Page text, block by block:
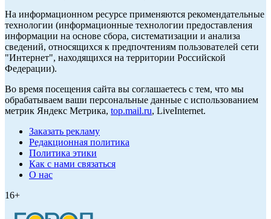
На информационном ресурсе применяются рекомендательные
технологии (информационные технологии предоставления
информации на основе сбора, систематизации и анализа
сведений, относящихся к предпочтениям пользователей сети
"Интернет", находящихся на территории Российской
Федерации).
Во время посещения сайта вы соглашаетесь с тем, что мы
обрабатываем ваши персональные данные с использованием
метрик Яндекс Метрика, top.mail.ru, LiveInternet.
Заказать рекламу
Редакционная политика
Политика этики
Как с нами связаться
О нас
16+